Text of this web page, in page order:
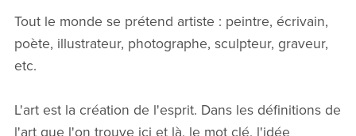
Tout le monde se prétend artiste : peintre, écrivain,
poète, illustrateur, photographe, sculpteur, graveur,
etc.
L'art est la création de l'esprit. Dans les définitions de
l'art que l'on trouve ici et là, le mot clé, l'idée